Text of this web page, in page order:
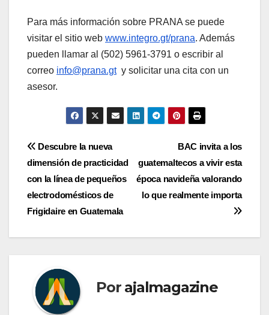
Para más información sobre PRANA se puede
visitar el sitio web www.integro.gt/prana. Además
pueden llamar al (502) 5961-3791 o escribir al
correo info@prana.gty solicitar una cita con un
asesor.
Navegación
de
entradas
BAC invita a los
guatemaltecos a vivir esta
época navideña valorando
lo que realmente importa
Descubre la nueva
dimensión de practicidad
con la línea de pequeños
electrodomésticos de
Frigidaire en Guatemala
Por ajalmagazine